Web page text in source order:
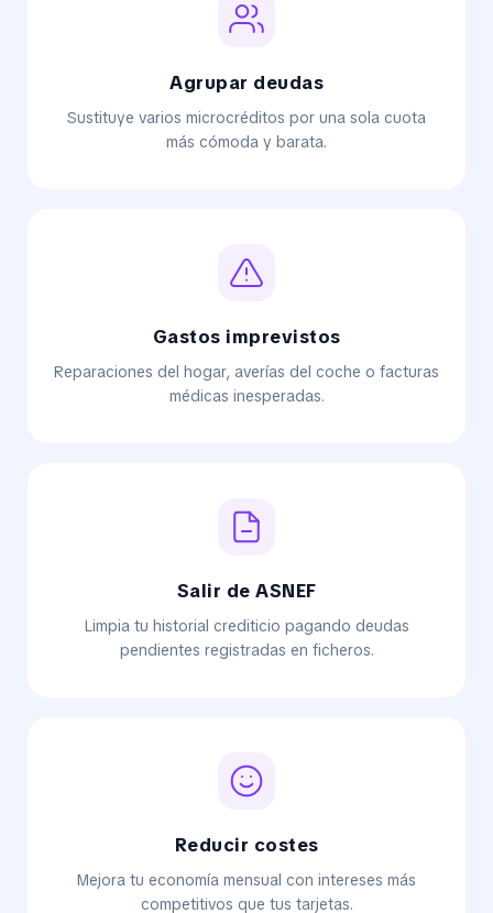
Agrupar deudas
Sustituye varios microcréditos por una sola cuota
más cómoda y barata.
Gastos imprevistos
Reparaciones del hogar, averías del coche o facturas
médicas inesperadas.
Salir de ASNEF
Limpia tu historial crediticio pagando deudas
pendientes registradas en ficheros.
Reducir costes
Mejora tu economía mensual con intereses más
competitivos que tus tarjetas.